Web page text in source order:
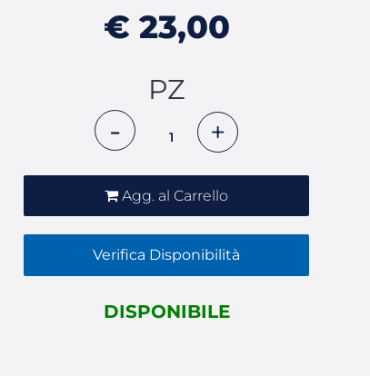
€ 23,00
PZ
Quantità
Agg. al Carrello
Verifica Disponibilità
DISPONIBILE